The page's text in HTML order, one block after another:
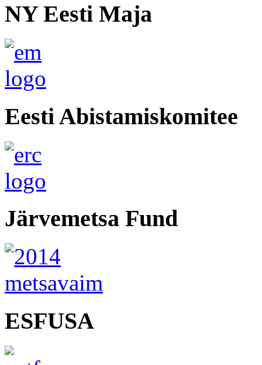
NY Eesti Maja
Eesti Abistamiskomitee
Järvemetsa Fund
ESFUSA